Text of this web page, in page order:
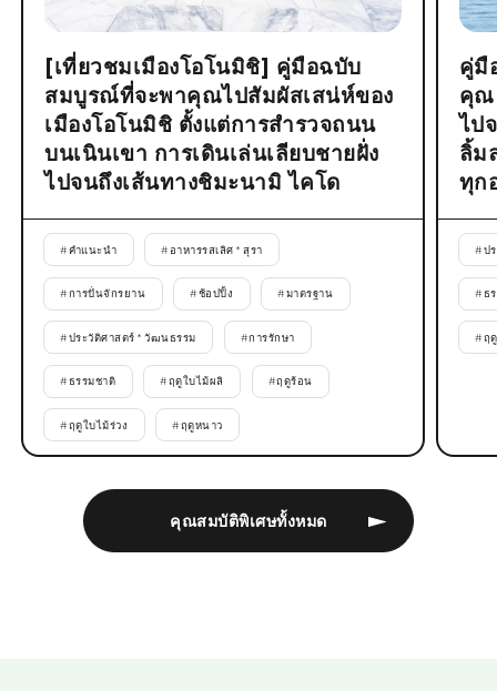
คุณสมบัติพิเศษทั้งหมด
[เที่ยวชมเมืองโอโนมิชิ] คู่มือฉบับ
สมบูรณ์ที่จะพาคุณไปสัมผัสเสน่ห์ของ
เมืองโอโนมิชิ ตั้งแต่การสำรวจถนน
บนเนินเขา การเดินเล่นเลียบชายฝั่ง
ไปจนถึงเส้นทางชิมะนามิ ไคโด
#คำแนะนำ # อาหารรสเลิศ * สุรา
#การปั่นจักรยาน #ช้อปปิ้ง #มาตรฐาน
#ประวัติศาสตร์ * วัฒนธรรม #การรักษา
#ธรรมชาติ #ฤดูใบไม้ผลิ #ฤดูร้อน
#ฤดูใบไม้ร่วง #ฤดูหนาว
คู่มื
คุณ
ไป
ลิ้ม
ทุก
#ป
#ธ
#ฤ